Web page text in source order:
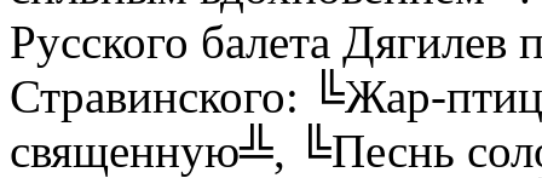
Русского балета Дягилев
Стравинского: ╚Жар-
священную╩, ╚Песнь